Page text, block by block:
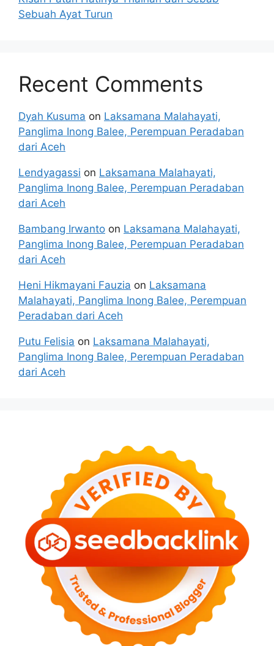
Sebuah Ayat Turun
Recent Comments
Dyah Kusuma on Laksamana Malahayati,
Panglima Inong Balee, Perempuan Peradaban
dari Aceh
Lendyagassi on Laksamana Malahayati,
Panglima Inong Balee, Perempuan Peradaban
dari Aceh
Bambang Irwanto on Laksamana Malahayati,
Panglima Inong Balee, Perempuan Peradaban
dari Aceh
Heni Hikmayani Fauzia on Laksamana
Malahayati, Panglima Inong Balee, Perempuan
Peradaban dari Aceh
Putu Felisia on Laksamana Malahayati,
Panglima Inong Balee, Perempuan Peradaban
dari Aceh